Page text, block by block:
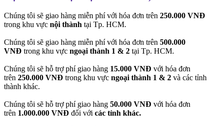
Chúng tôi sẽ giao hàng miễn phí với hóa đơn trên 250.000 VNĐ
trong khu vực nội thành tại Tp. HCM.
Chúng tôi sẽ giao hàng miễn phí với hóa đơn trên 500.000
VNĐ trong khu vực ngoại thành 1 & 2 tại Tp. HCM.
Chúng tôi sẽ hỗ trợ phí giao hàng 15.000 VNĐ với hóa đơn
trên 250.000 VNĐ trong khu vực ngoại thành 1 & 2 và các tỉnh
thành khác.
Chúng tôi sẽ hỗ trợ phí giao hàng 50.000 VNĐ với hóa đơn
trên 1.000.000 VNĐ đối với các tỉnh khác.